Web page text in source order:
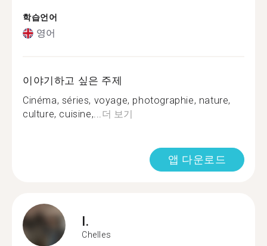
학습언어
영어
이야기하고 싶은 주제
Cinéma, séries, voyage, photographie, nature,
culture, cuisine,...더 보기
앱 다운로드
I.
Chelles